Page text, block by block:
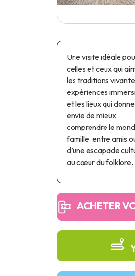
Une visite idéale
celles et ceux qui
les traditions
expériences
et les lieux qui
envie de mieux
comprendre le
famille, entre amis
d’une escapade
au cœur du folklore.
ACHETER